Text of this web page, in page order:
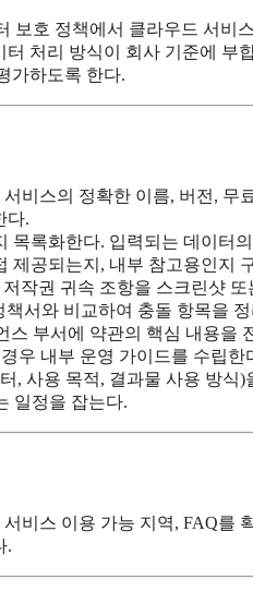
보호 정책에서 클라우드 서비
처리 방식이 회사 기준에 부
가하도록 한다.
비스의 정확한 이름, 버전, 무
다.
목록화한다. 입력되는 데이터
제공되는지, 내부 참고용인지
작권 귀속 조항을 스크린샷
서와 비교하여 충돌 항목을
부서에 약관의 핵심 내용을
우 내부 운영 가이드를 수립한
, 사용 목적, 결과물 사용 방식
일정을 잡는다.
비스 이용 가능 지역, FAQ를
.